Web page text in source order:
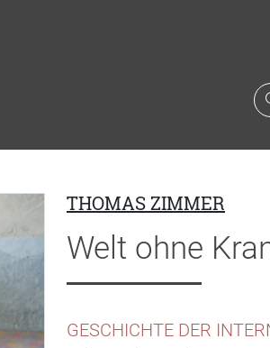
THOMAS ZIMMER
Welt ohne
GESCHICHTE DER